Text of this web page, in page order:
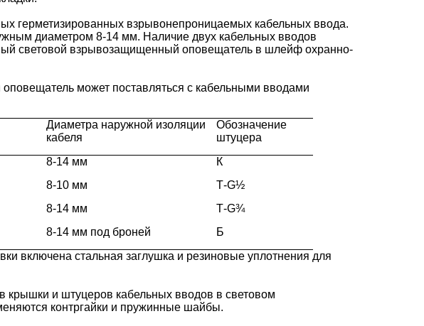
герметизированных взрывонепроницаемых кабельных ввода.
диаметром 8-14 мм. Наличие двух кабельных вводов
световой взрывозащищенный оповещатель в шлейф охранно-
оповещатель может поставляться с кабельными вводами
Диаметра наружной изоляции
кабеля
Обозначение
штуцера
8-14 мм
К
8-10 мм
Т-G½
8-14 мм
Т-G¾
8-14 мм под броней
Б
включена стальная заглушка и резиновые уплотнения для
и штуцеров кабельных вводов в световом
контргайки и пружинные шайбы.